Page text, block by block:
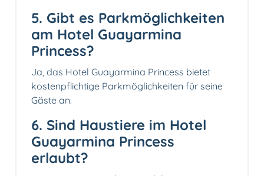
5. Gibt es Parkmöglichkeiten
am Hotel Guayarmina
Princess?
Ja, das Hotel Guayarmina Princess bietet
kostenpflichtige Parkmöglichkeiten für seine
Gäste an.
6. Sind Haustiere im Hotel
Guayarmina Princess
erlaubt?